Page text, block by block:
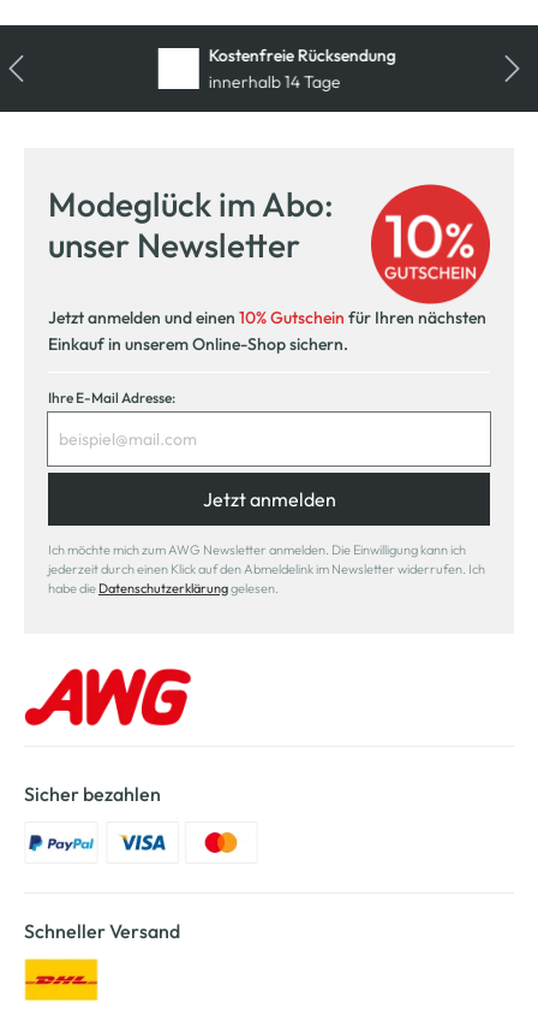
Kostenfreie Rücksendung
innerhalb 14 Tage
Modeglück im Abo:
unser Newsletter
Jetzt anmelden und einen 10% Gutschein für Ihren nächsten
Einkauf in unserem Online-Shop sichern.
Ihre E-Mail Adresse:
Jetzt anmelden
Ich möchte mich zum AWG Newsletter anmelden. Die Einwilligung kann ich
jederzeit durch einen Klick auf den Abmeldelink im Newsletter widerrufen. Ich
habe die Datenschutzerklärunggelesen.
Sicher bezahlen
Schneller Versand